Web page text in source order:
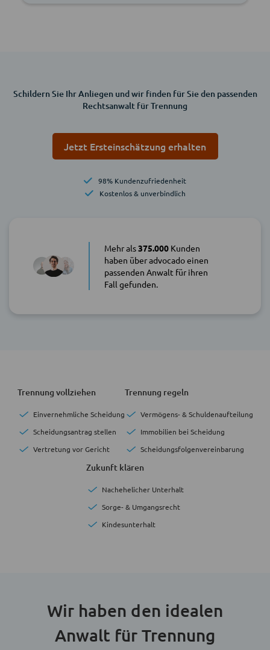
Schildern Sie Ihr Anliegen und wir finden für Sie den passenden
Rechtsanwalt für Trennung
Jetzt Ersteinschätzung erhalten
98% Kundenzufriedenheit
Kostenlos & unverbindlich
Mehr als375.000Kunden
haben über advocado einen
passenden Anwalt für ihren
Fall gefunden.
Trennung vollziehen
Einvernehmliche Scheidung
Scheidungsantrag stellen
Vertretung vor Gericht
Trennung regeln
Vermögens- & Schuldenaufteilung
Immobilien bei Scheidung
Scheidungsfolgenvereinbarung
Zukunft klären
Nachehelicher Unterhalt
Sorge- & Umgangsrecht
Kindesunterhalt
Wir haben den idealen
Anwalt für Trennung